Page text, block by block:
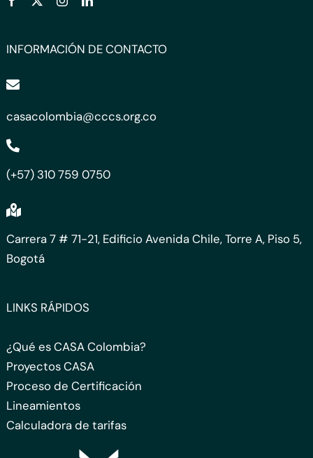
INFORMACIÓN DE CONTACTO
casacolombia@cccs.org.co
(+57) 310 759 0750
Carrera 7 # 71-21, Edificio Avenida Chile, Torre A, Piso 5,
Bogotá
LINKS RÁPIDOS
¿Qué es CASA Colombia?
Proyectos CASA
Proceso de Certificación
Lineamientos
Calculadora de tarifas